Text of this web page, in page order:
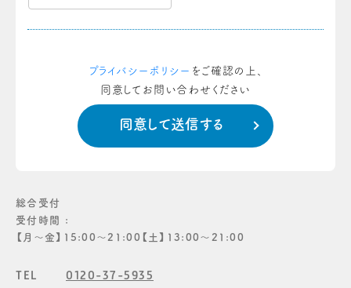
プライバシーポリシー をご確認の上、
同意してお問い合わせください
総合受付
受付時間 :
【月〜金】15:00〜21:00【土】13:00〜21:00
TEL
0120-37-5935